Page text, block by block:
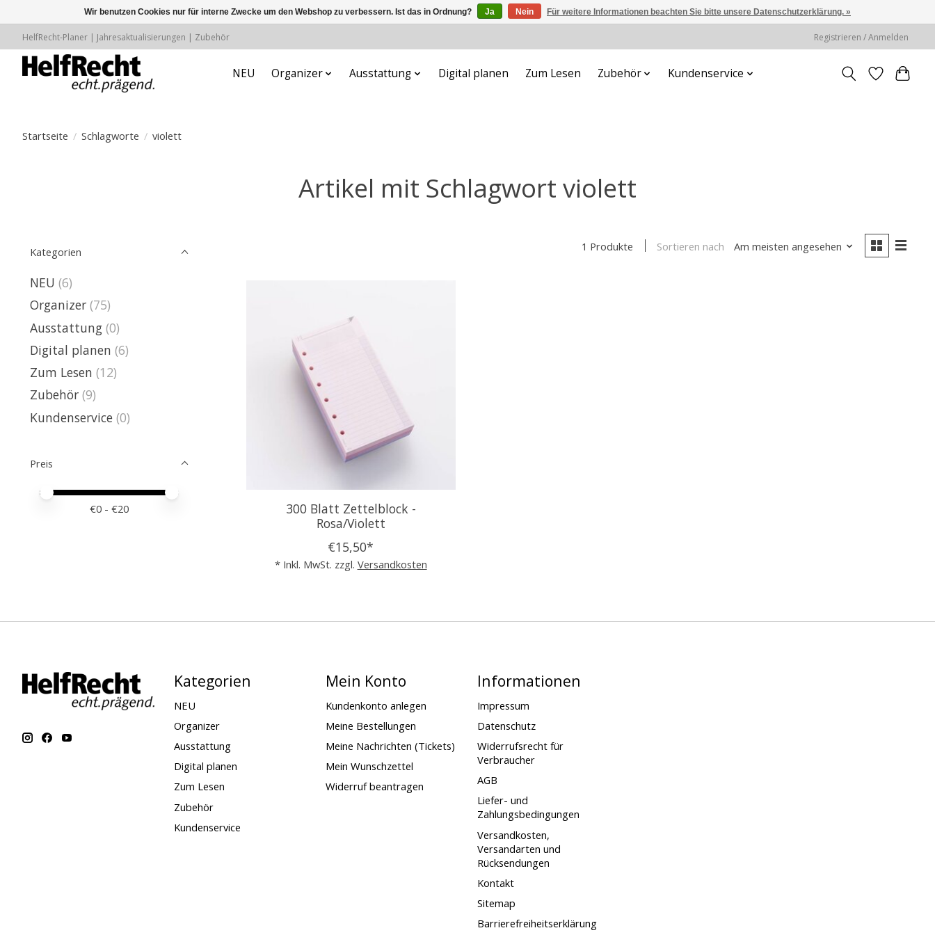
HelfRecht-Planer | Jahresaktualisierungen | Zubehör Registrieren / Anmelden
NEU Organizer Ausstattung Digital planen Zum Lesen Zubehör Kundenservice
Startseite / Schlagworte / violett
Artikel mit Schlagwort violett
Kategorien
NEU (6)
Organizer (75)
Ausstattung (0)
Digital planen (6)
Zum Lesen (12)
Zubehör (9)
Kundenservice (0)
Preis
Preis – Mindestwert
Price maximum value
€0 - €20
1 Produkte Sortieren nach Am meisten angesehen
300 Blatt Zettelblock -
Rosa/Violett
€15,50*
* Inkl. MwSt. zzgl. Versandkosten
Kategorien
NEU
Organizer
Ausstattung
Digital planen
Zum Lesen
Zubehör
Kundenservice
Mein Konto
Kundenkonto anlegen
Meine Bestellungen
Meine Nachrichten (Tickets)
Mein Wunschzettel
Widerruf beantragen
Informationen
Impressum
Datenschutz
Widerrufsrecht für
Verbraucher
AGB
Liefer- und
Zahlungsbedingungen
Versandkosten,
Versandarten und
Rücksendungen
Kontakt
Sitemap
Barrierefreiheitserklärung
Wir benutzen Cookies nur für interne Zwecke um den Webshop zu verbessern. Ist das in Ordnung? Ja Nein Für weitere Informationen beachten Sie bitte unsere Datenschutzerklärung. »